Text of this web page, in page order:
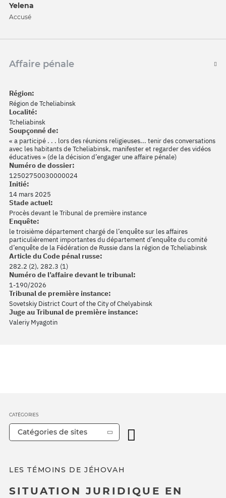
Yelena
Accusé
Affaire pénale
Région:
Région de Tcheliabinsk
Localité:
Tcheliabinsk
Soupçonné de:
« a participé . . . lors des réunions religieuses... tenir des conversations
avec les habitants de Tcheliabinsk, manifester et regarder des vidéos
éducatives » (de la décision d’engager une affaire pénale)
Numéro de dossier:
12502750030000024
Initié:
14 mars 2025
Stade actuel:
Procès devant le Tribunal de première instance
Enquête:
le troisième département chargé de l’enquête sur les affaires
particulièrement importantes du département d’enquête du comité
d’enquête de la Fédération de Russie dans la région de Tcheliabinsk
Article du Code pénal russe:
282.2 (2), 282.3 (1)
Numéro de l’affaire devant le tribunal:
1-190/2026
Tribunal de première instance:
Sovetskiy District Court of the City of Chelyabinsk
Juge au Tribunal de première instance:
Valeriy Myagotin
LES TÉMOINS DE JÉHOVAH
SITUATION JURIDIQUE EN
CATÉGORIES
Catégories de sites